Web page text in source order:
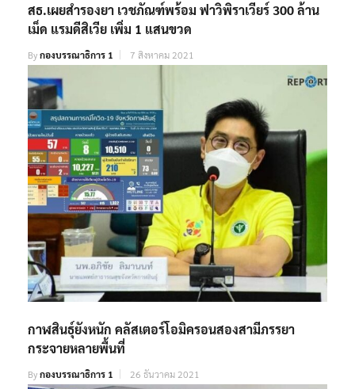
สธ.เผยสำรองยา เวชภัณฑ์พร้อม ฟาวิพิราเวียร์ 300 ล้าน
เม็ด แรมดีสิเวีย เพิ่ม 1 แสนขวด
Byกองบรรณาธิการ 1 7 สิงหาคม 2021
กาฬสินธุ์ยังหนัก คลัสเตอร์โอมิครอนสองสามีภรรยา
กระจายหลายพื้นที่
Byกองบรรณาธิการ 1 26 ธันวาคม 2021